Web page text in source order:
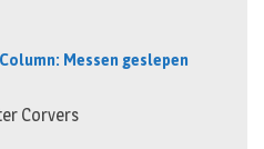
Messen geslepen
Corvers